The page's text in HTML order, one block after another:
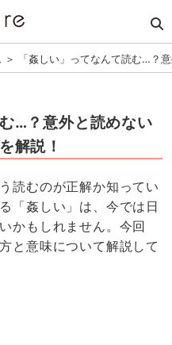
＞ 「姦しい」ってなんて読む…？
…？意外と読めない
解説！
読むのが正解か知ってい
「姦しい」は、今では日
かもしれません。今回
と意味について解説して